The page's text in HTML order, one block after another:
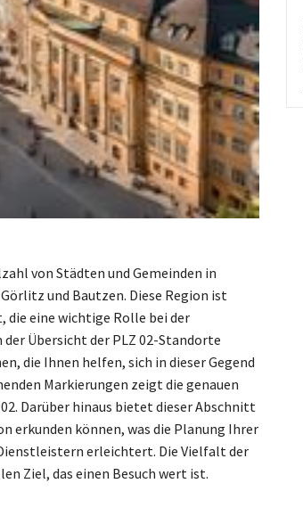
von Städten und Gemeinden in
und Bautzen. Diese Region ist
eine wichtige Rolle bei der
Übersicht der PLZ 02-Standorte
die Ihnen helfen, sich in dieser Gegend
Markierungen zeigt die genauen
Darüber hinaus bietet dieser Abschnitt
erkunden können, was die Planung Ihrer
erleichtert. Die Vielfalt der
Ziel, das einen Besuch wert ist.